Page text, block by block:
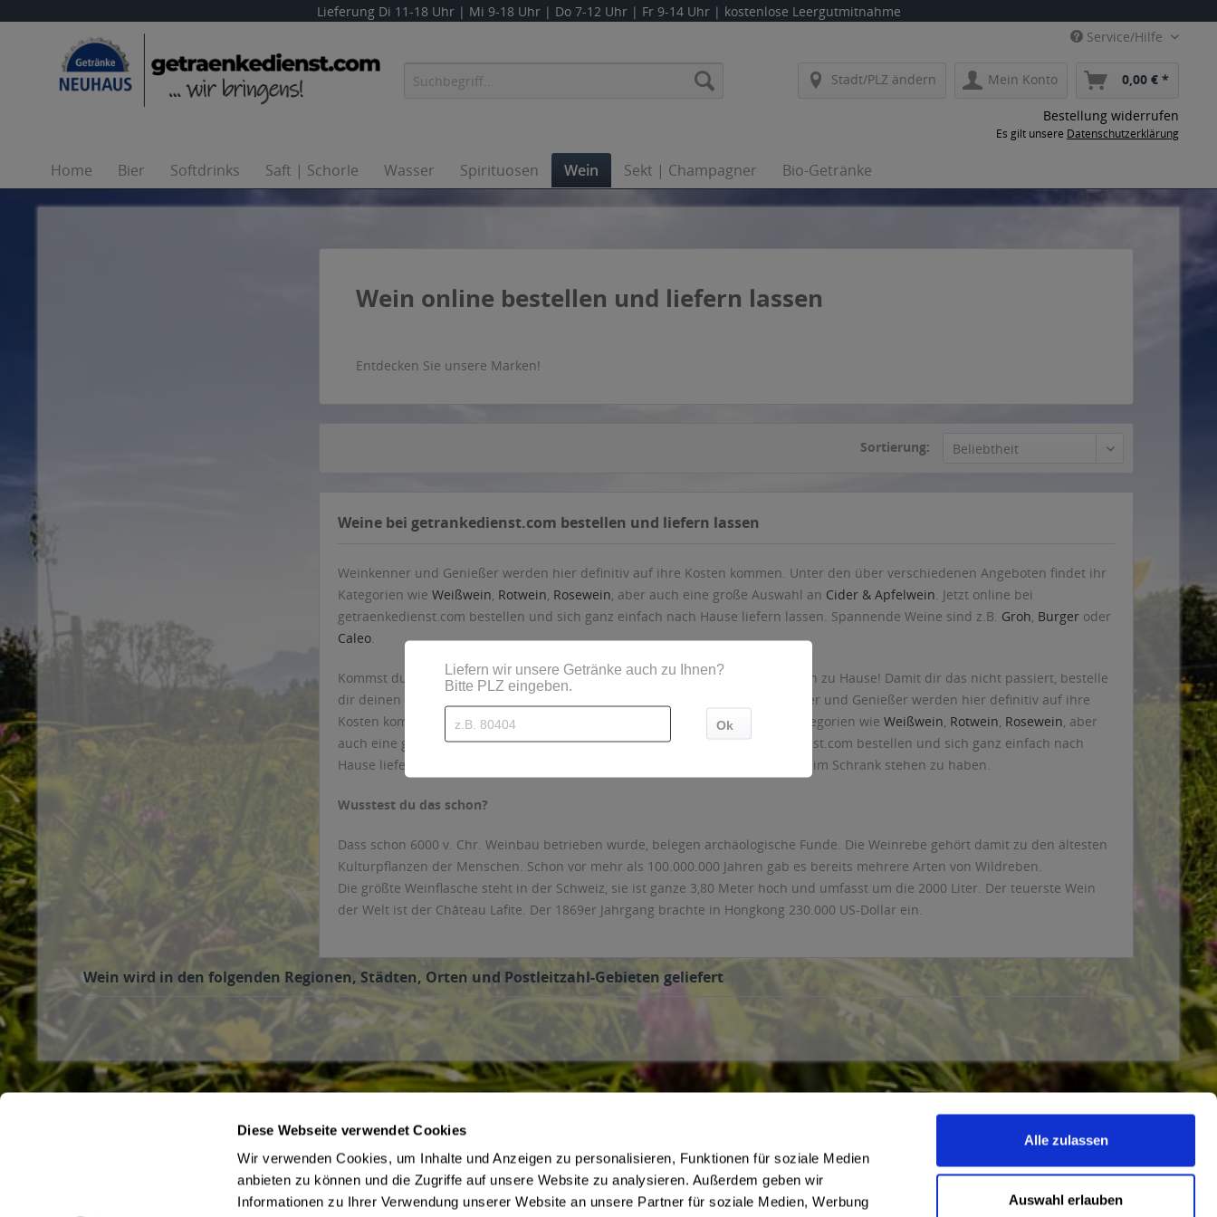
Diese Webseite verwendet Cookies
Wir verwenden Cookies, um Inhalte und Anzeigen zu personalisieren, Funktionen für soziale Medien
anbieten zu können und die Zugriffe auf unsere Website zu analysieren. Außerdem geben wir
Informationen zu Ihrer Verwendung unserer Website an unsere Partner für soziale Medien, Werbung
Alle zulassen
Auswahl erlauben
Lieferung Di 11-18 Uhr | Mi 9-18 Uhr | Do 7-12 Uhr | Fr 9-14 Uhr | kostenlose Leergutmitnahme
Service/Hilfe
Stadt/PLZ ändern Mein Konto 0,00 € *
Bestellung widerrufen
Es gilt unsere Datenschutzerklärung
Home Bier Softdrinks Saft | Schorle Wasser Spirituosen Wein Sekt | Champagner Bio-Getränke
Wein online bestellen und liefern lassen
Entdecken Sie unsere Marken!
Sortierung:
Weine bei getrankedienst.com bestellen und liefern lassen
Weinkenner und Genießer werden hier definitiv auf ihre Kosten kommen. Unter den über verschiedenen Angeboten findet ihr
Kategorien wie Weißwein, Rotwein, Rosewein, aber auch eine große Auswahl an Cider & Apfelwein. Jetzt online bei
getraenkedienst.com bestellen und sich ganz einfach nach Hause liefern lassen. Spannende Weine sind z.B. Groh, Burger oder
Caleo.
Kommst du noch auf ein Gläschen Wein mit zu mir?" und dann das! KEIN Wein zu Hause! Damit dir das nicht passiert, bestelle
dir deinen LIebingswein nach Hause und stocke deinen Vorrat auf! Weinkenner und Genießer werden hier definitiv auf ihre
Kosten kommen. Unter den über 40 verschiedenen Angeboten finden Sie Kategorien wie Weißwein, Rotwein, Rosewein, aber
auch eine große Auswahl anCider & Apfelwein. Jetzt online bei getraenkedienst.com bestellen und sich ganz einfach nach
Hause liefern lassen. " Es ist nie falsch ein Fläschchen zu viel Wein intus oder im Schrank stehen zu haben.
Wusstest du das schon?
Dass schon 6000 v. Chr. Weinbau betrieben wurde, belegen archäologische Funde. Die Weinrebe gehört damit zu den ältesten
Kulturpflanzen der Menschen. Schon vor mehr als 100.000.000 Jahren gab es bereits mehrere Arten von Wildreben.
Die größte Weinflasche steht in der Schweiz, sie ist ganze 3,80 Meter hoch und umfasst um die 2000 Liter. Der teuerste Wein
der Welt ist der Château Lafite. Der 1869er Jahrgang brachte in Hongkong 230.000 US-Dollar ein.
Wein wird in den folgenden Regionen, Städten, Orten und Postleitzahl-Gebieten geliefert
Haben Sie Fragen zu Ihrer Bestellung?
02502/93 01
an
Shop Service
Büro- und Firmenkunden
Hinweise zum Jugendschutz
Liefer- und Zahlungsbedingungen
AGB des Lieferanten
Datenschutz des Lieferanten
Kontaktdaten des Lieferanten
Abonnieren Sie den kostenlosen
getraenkedienst.com-Newsletter und